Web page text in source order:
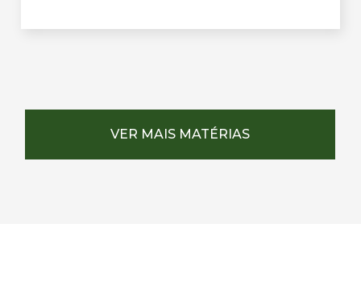
VER MAIS MATÉRIAS